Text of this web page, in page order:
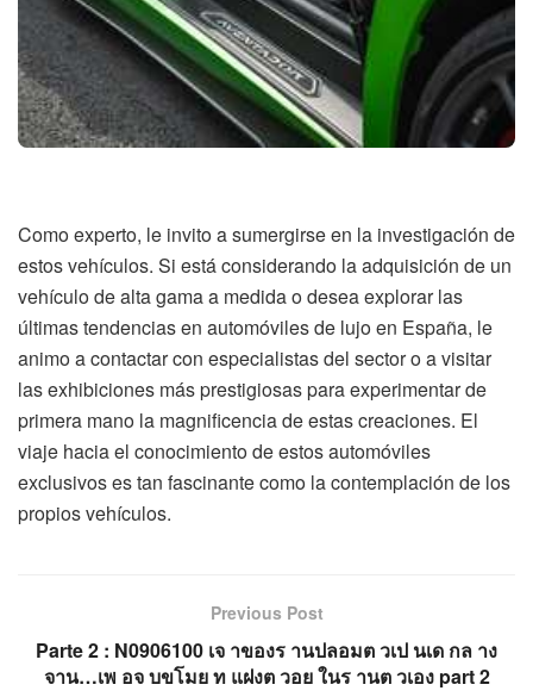
Como experto, le invito a sumergirse en la investigación de
estos vehículos. Si está considerando la adquisición de un
vehículo de alta gama a medida o desea explorar las
últimas tendencias en automóviles de lujo en España, le
animo a contactar con especialistas del sector o a visitar
las exhibiciones más prestigiosas para experimentar de
primera mano la magnificencia de estas creaciones. El
viaje hacia el conocimiento de estos automóviles
exclusivos es tan fascinante como la contemplación de los
propios vehículos.
Previous Post
Parte 2 : N0906100 เจ าของร านปลอมต วเป นเด กล าง
จาน…เพ อจ บขโมย ท แฝงต วอย ในร านต วเอง part 2